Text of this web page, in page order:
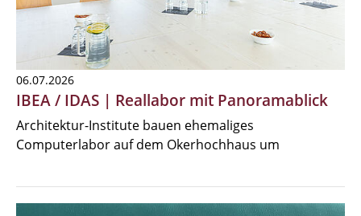
06.07.2026
IBEA / IDAS | Reallabor mit Panoramablick
Architektur-Institute bauen ehemaliges
Computerlabor auf dem Okerhochhaus um